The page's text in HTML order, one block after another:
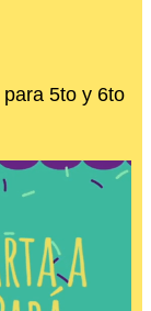
para 5to y 6to